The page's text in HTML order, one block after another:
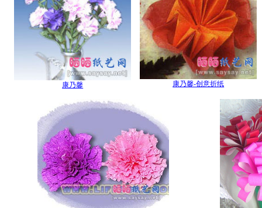
康乃馨 康乃馨-创意折纸